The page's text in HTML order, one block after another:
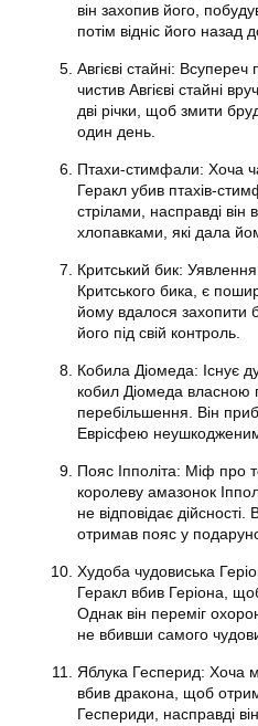
він захопив його,
потім відніс його назад
Авгієві стайні:
чистив Авгієві стайні
дві річки, щоб змити
один день.
Птахи-стимфали: Хоча
Геракл убив птахів-
стрілами, насправді він
хлопавками, які дала
Критський бик:
Критського бика, є
йому вдалося захопити
його під свій контроль.
Кобила Діомеда: Існує
кобил Діомеда власною
перебільшення. Він
Еврісфею
Пояс Іпполіта: Міф про
королеву амазонок
не відповідає
отримав пояс у
Худоба чудовиська
Геракл вбив Геріона,
Однак він переміг
не вбивши самого
Яблука Гесперид: Хоча
вбив дракона, щоб
Геспериди, насправді